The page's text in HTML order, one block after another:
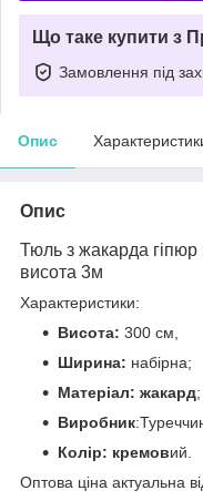
Що таке купити з
Замовлення під
Опис
Опис
Тюль з жакарда
висота 3м
Характеристики:
Висота: 300 см,
Ширина: набірна;
Матеріал: жакард;
Виробник
Колір: кремовий.
Оптова ціна актуальна